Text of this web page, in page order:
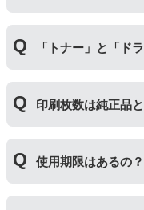
純正品に比べて、
ッジを国内で1本
不具合の起きにく
「互換トナー」は
れた商品のため、
「トナー」と「ド
ートリッジのこと
トナーを用紙に写
の器にあたる部分
トナーとドラムは
により使用できな
印刷枚数は純正品
一部型番は、純正
ジナルの【特別増
使用期限はあるの？